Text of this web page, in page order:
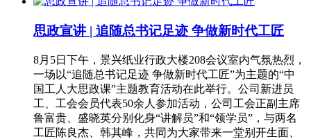
思政宣讲 | 追随总书记足迹 争做新时代工匠
8月5日下午，景兴纸业行政大楼208会议室内气氛热烈，
一场以“追随总书记足迹 争做新时代工匠”为主题的“中
国工人大思政课”主题教育活动在此举行。公司新进员
工、工会会员代表50余人参加活动，公司工会正副主席
鲁富贵、盛晓英分别化身“讲解员”和“领学员”，与两名
工匠陈良杰、韩其峰，共同为大家带来一堂别开生面、